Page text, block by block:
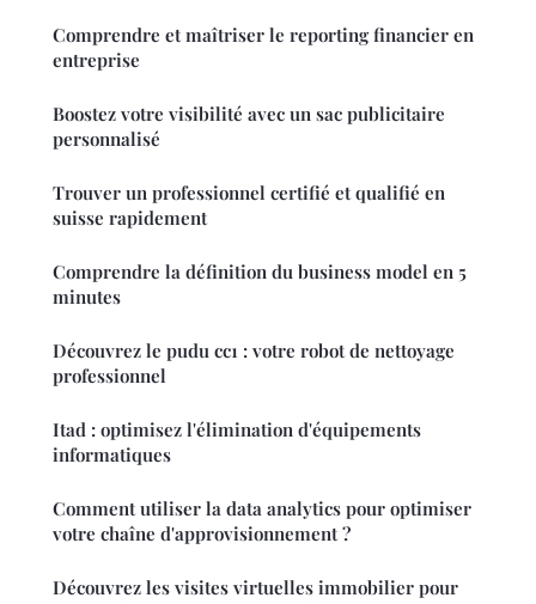
Comprendre et maîtriser le reporting financier en
entreprise
Boostez votre visibilité avec un sac publicitaire
personnalisé
Trouver un professionnel certifié et qualifié en
suisse rapidement
Comprendre la définition du business model en 5
minutes
Découvrez le pudu cc1 : votre robot de nettoyage
professionnel
Itad : optimisez l'élimination d'équipements
informatiques
Comment utiliser la data analytics pour optimiser
votre chaîne d'approvisionnement ?
Découvrez les visites virtuelles immobilier pour